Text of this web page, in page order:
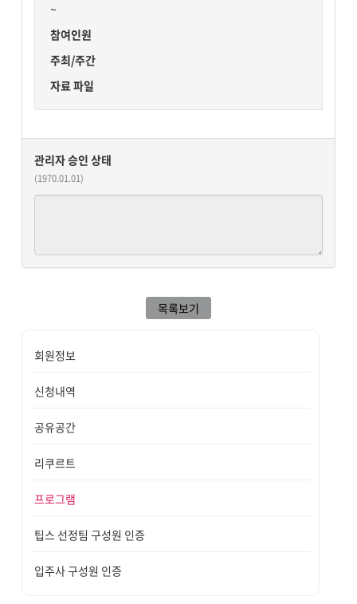
~
참여인원
주최/주간
자료 파일
관리자 승인 상태
(1970.01.01)
목록보기
회원정보
신청내역
공유공간
리쿠르트
프로그램
팁스 선정팀 구성원 인증
입주사 구성원 인증